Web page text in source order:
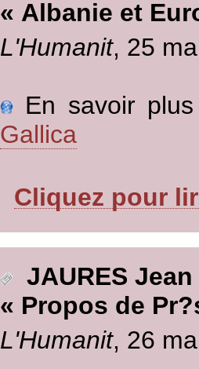
« Albanie et
L'Humanit, 25
En savoir
Gallica
Cliquez pour
JAURES Jean
« Propos de
L'Humanit, 26